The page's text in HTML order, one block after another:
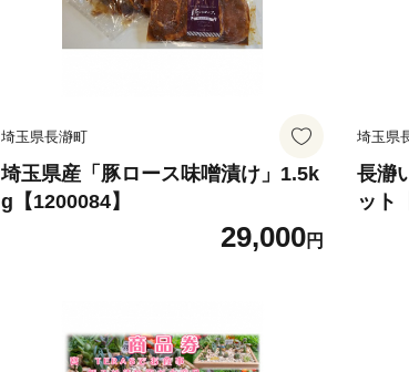
埼玉県長瀞町
埼玉県産「豚ロース味噌漬け」1.5k
g【1200084】
29,000円
埼玉県
長瀞
ット